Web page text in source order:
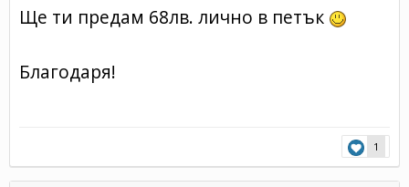
Ще ти предам 68лв. лично в петък
Благодаря!
1